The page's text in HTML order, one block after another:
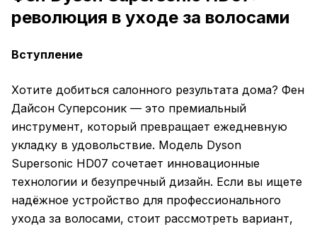
революция в уходе за волосами
Вступление
Хотите добиться салонного результата дома? Фен
Дайсон Суперсоник — это премиальный
инструмент, который превращает ежедневную
укладку в удовольствие. Модель Dyson
Supersonic HD07 сочетает инновационные
технологии и безупречный дизайн. Если вы ищете
надёжное устройство для профессионального
ухода за волосами, стоит рассмотреть вариант,